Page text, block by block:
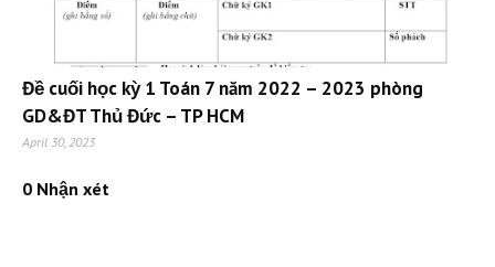
Đề cuối học kỳ 1 Toán 7 năm 2022 – 2023 phòng
GD&ĐT Thủ Đức – TP HCM
April 30, 2023
0 Nhận xét